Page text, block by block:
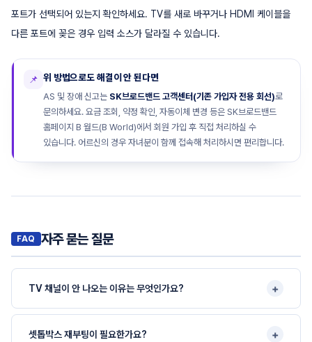
포트가 선택되어 있는지 확인하세요. TV를 새로 바꾸거나 HDMI 케이블을
다른 포트에 꽂은 경우 입력 소스가 달라질 수 있습니다.
📌 위 방법으로도 해결이 안 된다면
AS 및 장애 신고는 SK브로드밴드 고객센터(기존 가입자 전용 회선)로
문의하세요. 요금 조회, 약정 확인, 자동이체 변경 등은 SK브로드밴드
홈페이지 B 월드(B World)에서 회원 가입 후 직접 처리하실 수
있습니다. 어르신의 경우 자녀분이 함께 접속해 처리하시면 편리합니다.
자주 묻는 질문
TV 채널이 안 나오는 이유는 무엇인가요? +
셋톱박스 재부팅이 필요한가요? +